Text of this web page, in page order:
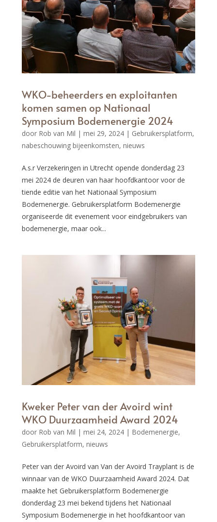
WKO-beheerders en exploitanten
komen samen op Nationaal
Symposium Bodemenergie 2024
door Rob van Mil | mei 29, 2024| Gebruikersplatform,
nabeschouwing bijeenkomsten, nieuws
A.s.r Verzekeringen in Utrecht opende donderdag 23
mei 2024 de deuren van haar hoofdkantoor voor de
tiende editie van het Nationaal Symposium
Bodemenergie. Gebruikersplatform Bodemenergie
organiseerde dit evenement voor eindgebruikers van
bodemenergie, maar ook...
Kweker Peter van der Avoird wint
WKO Duurzaamheid Award 2024
door Rob van Mil | mei 24, 2024| Bodemenergie,
Gebruikersplatform, nieuws
Peter van der Avoird van Van der Avoird Trayplant is de
winnaar van de WKO Duurzaamheid Award 2024. Dat
maakte het Gebruikersplatform Bodemenergie
donderdag 23 mei bekend tijdens het Nationaal
Symposium Bodemenergie in het hoofdkantoor van